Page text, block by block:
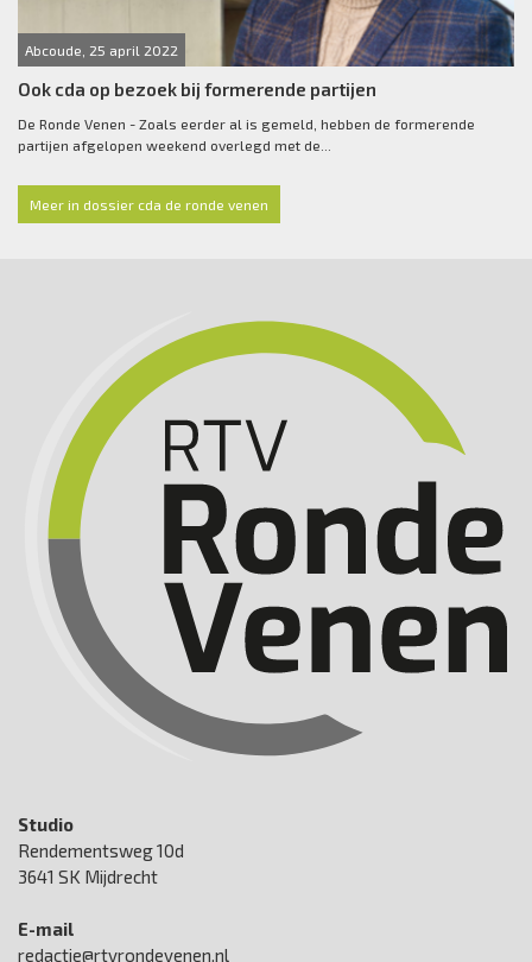
Abcoude, 25 april 2022
Ook cda op bezoek bij formerende partijen
De Ronde Venen - Zoals eerder al is gemeld, hebben de formerende
partijen afgelopen weekend overlegd met de...
Meer in dossier cda de ronde venen
Studio
Rendementsweg 10d
3641 SK Mijdrecht
E-mail
redactie@rtvrondevenen.nl